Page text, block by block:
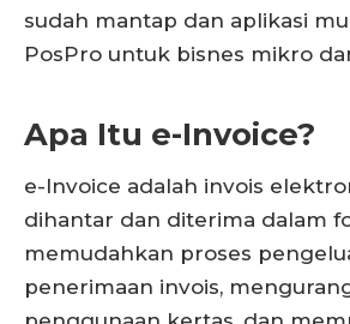
sudah mantap dan aplikasi
PosPro untuk bisnes mikro
Apa Itu e-Invoice?
e-Invoice adalah invois
dihantar dan diterima dalam
memudahkan proses
penerimaan invois,